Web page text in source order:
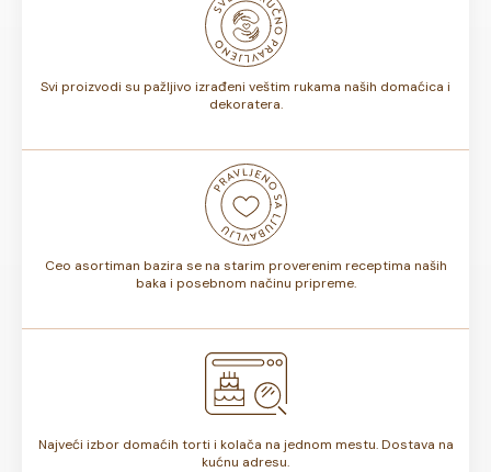
biti od 7 do 10 dana. Rok trajanja je istaknut na deklaraciji
Svi proizvodi su pažljivo izrađeni veštim rukama naših domaćica i
dekoratera.
Ceo asortiman bazira se na starim proverenim receptima naših
baka i posebnom načinu pripreme.
Najveći izbor domaćih torti i kolača na jednom mestu. Dostava na
kućnu adresu.